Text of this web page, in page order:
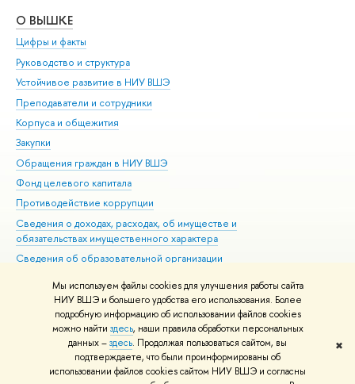
Мы используем файлы cookies для улучшения работы сайта
НИУ ВШЭ и большего удобства его использования. Более
подробную информацию об использовании файлов cookies
можно найти здесь, наши правила обработки персональных
данных –здесь. Продолжая пользоваться сайтом, вы
подтверждаете, что были проинформированы об
использовании файлов cookies сайтом НИУ ВШЭ и согласны
✖
О ВЫШКЕ
Цифры и факты
Руководство и структура
Устойчивое развитие в НИУ ВШЭ
Преподаватели и сотрудники
Корпуса и общежития
Закупки
Обращения граждан в НИУ ВШЭ
Фонд целевого капитала
Противодействие коррупции
Сведения о доходах, расходах, об имуществе и
обязательствах имущественного характера
Сведения об образовательной организации
Людям с ограниченными возможностями здоровья
Единая платежная страница
Работа в Вышке
© НИУ ВШЭ 1993–2026 Адреса и контакты Условия использования